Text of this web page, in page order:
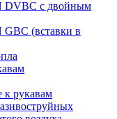
DVBC с двойным
(вставки в
рукавам